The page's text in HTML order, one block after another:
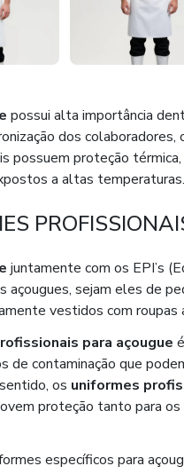
possui alta importância
dos
possuem proteção
a altas temperaturas.
juntamente com os EPI’s
sejam eles de
vestidos com roupas
para açougue
de contaminação que
os uniformes
proteção tanto para
específicos para